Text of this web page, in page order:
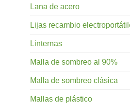
Lana de acero
Lijas recambio
Linternas
Malla de sombreo al 90%
Malla de sombreo clásica
Mallas de plástico